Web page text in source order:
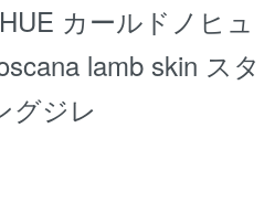
カールドノヒュ
lamb skin スタ
グジレ